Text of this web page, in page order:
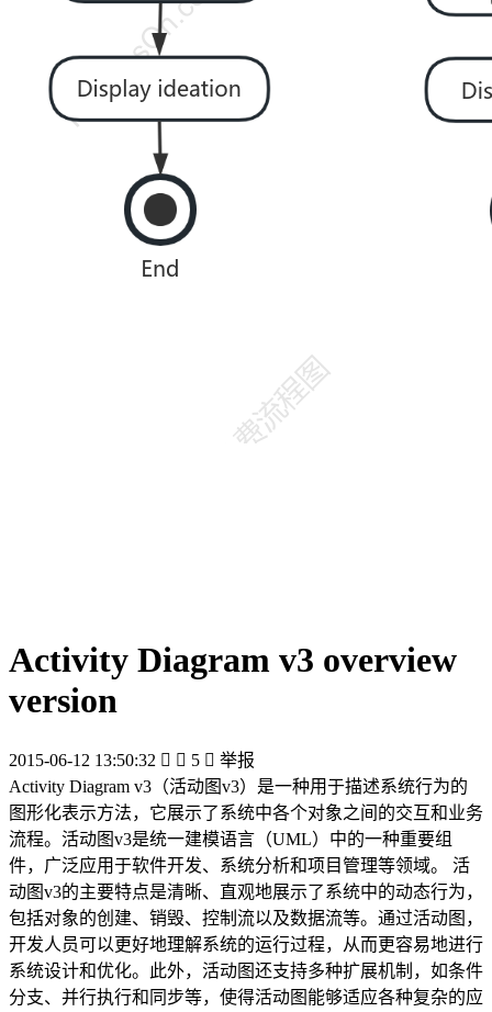
Activity Diagram v3 overview
version
2015-06-12 13:50:32   5  举报
Activity Diagram v3（活动图v3）是一种用于描述系统行为的
图形化表示方法，它展示了系统中各个对象之间的交互和业务
流程。活动图v3是统一建模语言（UML）中的一种重要组
件，广泛应用于软件开发、系统分析和项目管理等领域。 活
动图v3的主要特点是清晰、直观地展示了系统中的动态行为，
包括对象的创建、销毁、控制流以及数据流等。通过活动图，
开发人员可以更好地理解系统的运行过程，从而更容易地进行
系统设计和优化。此外，活动图还支持多种扩展机制，如条件
分支、并行执行和同步等，使得活动图能够适应各种复杂的应